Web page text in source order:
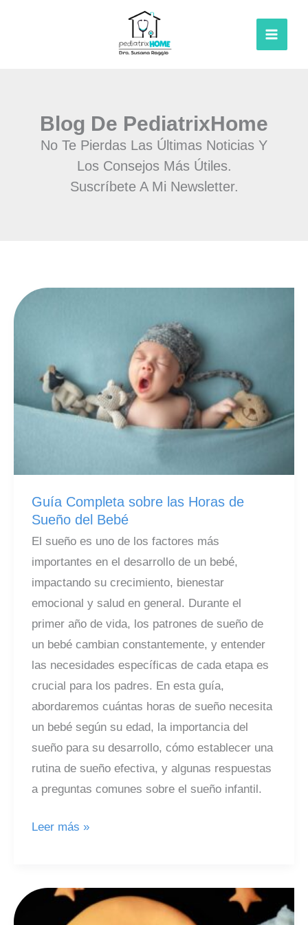
Blog De PediatrixHome
No Te Pierdas Las Últimas Noticias Y
Los Consejos Más Útiles.
Suscríbete A Mi Newsletter.
Guía Completa sobre las Horas de
Sueño del Bebé
El sueño es uno de los factores más
importantes en el desarrollo de un bebé,
impactando su crecimiento, bienestar
emocional y salud en general. Durante el
primer año de vida, los patrones de sueño de
un bebé cambian constantemente, y entender
las necesidades específicas de cada etapa es
crucial para los padres. En esta guía,
abordaremos cuántas horas de sueño necesita
un bebé según su edad, la importancia del
sueño para su desarrollo, cómo establecer una
rutina de sueño efectiva, y algunas respuestas
a preguntas comunes sobre el sueño infantil.
Guía
las
Leer más »